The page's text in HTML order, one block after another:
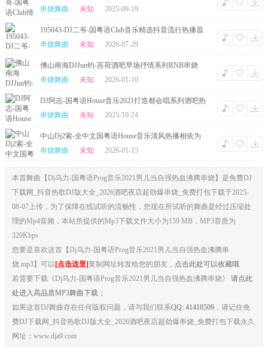
级好听串烧
串烧舞曲 未知 2025-09-19
195043-DJ二爷-国粤语Club音乐精选抖音流行热播嚣
张独家DJ串烧
串烧舞曲 未知 2026-07-29
佛山南海DJJun钧-苏荷酒吧早场抒情系列RNB串烧
串烧舞曲
未知 2026-01-10
DJ阿志-国粤语House音乐2021打造都会唱系列酒吧热
播串烧-摄魂低音
串烧舞曲 未知 2025-10-24
中山Dj2索-全中文国粤语House音乐清风热播相依为
命No1串烧
串烧舞曲 未知 2026-01-15
本首舞曲【Dj乌力-国粤语Prog音乐2021男儿当自强热血沸腾串烧】是免费DJ
下载网_抖音热歌DJ版大全_2026酒吧夜店超劲爆串烧_免费打包下载于2025-
08-07上传，为了保障在线试听的流畅性，您现在所试听的舞曲是经过压缩处
理的Mp4音频，本站所提供的Mp3下载文件大小为159 MB，MP3音质为
320Kbps
您要是喜欢这首【Dj乌力-国粤语Prog音乐2021男儿当自强热血沸腾串
烧.mp3】可以 [点击这里]复制网址转发给您的朋友， 点击此处可以收藏哦
若需要下载《Dj乌力-国粤语Prog音乐2021男儿当自强热血沸腾串烧》 请点此
处进入高品质MP3舞曲下载；
如果这首DJ舞曲存在任何版权问题，请与我们联系QQ: 41418509，请记住免
费DJ下载网_抖音热歌DJ版大全_2026酒吧夜店超劲爆串烧_免费打包下载永久
网址：www.dja9.com